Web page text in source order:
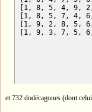
[1, 8, 5, 4, 9,
[1, 8, 5, 7, 4,
[1, 9, 2, 8, 5,
[1, 9, 3, 7, 5,
et 732 dodécagones (dont